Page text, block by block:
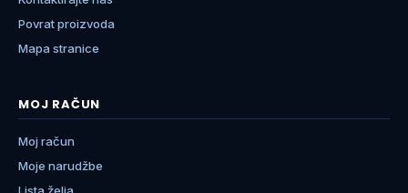
Povrat proizvoda
Mapa stranice
MOJ RAČUN
Moj račun
Moje narudžbe
Lista želja